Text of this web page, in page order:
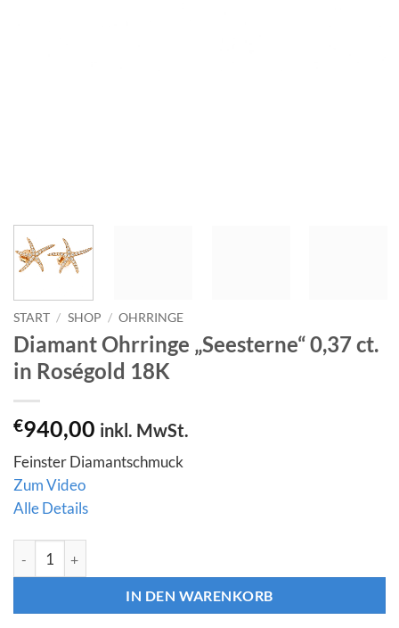
START / SHOP / OHRRINGE
Diamant Ohrringe „Seesterne“ 0,37 ct.
in Roségold 18K
€940,00 inkl. MwSt.
Feinster Diamantschmuck
Zum Video
Alle Details
Diamant Ohrringe "Seesterne" 0,37 ct. in Roségold 18K Menge
IN DEN WARENKORB